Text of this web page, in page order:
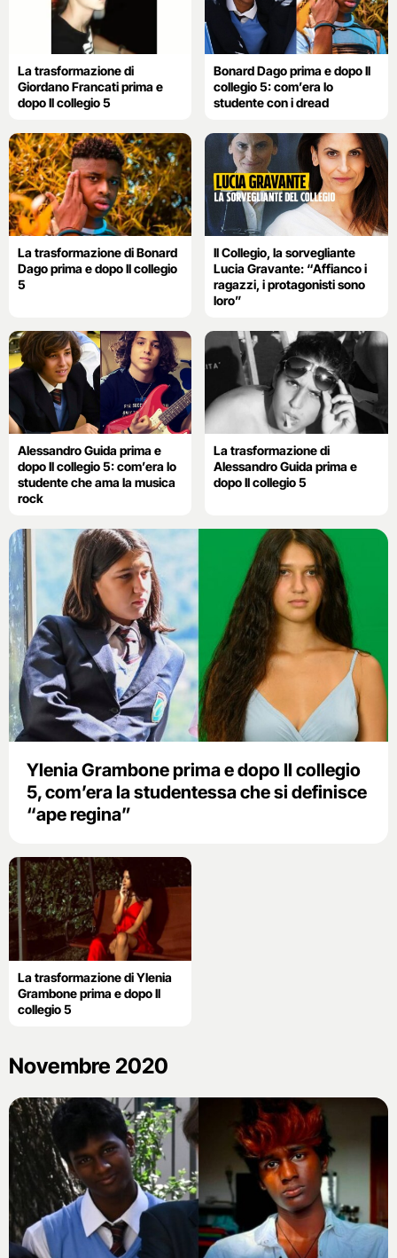
La trasformazione di
Giordano Francati prima e
dopo Il collegio 5
Bonard Dago prima e dopo Il
collegio 5: com’era lo
studente con i dread
La trasformazione di Bonard
Dago prima e dopo Il collegio
5
Il Collegio, la sorvegliante
Lucia Gravante: “Affianco i
ragazzi, i protagonisti sono
loro”
Alessandro Guida prima e
dopo Il collegio 5: com’era lo
studente che ama la musica
rock
La trasformazione di
Alessandro Guida prima e
dopo Il collegio 5
Ylenia Grambone prima e dopo Il collegio
5, com’era la studentessa che si definisce
“ape regina”
La trasformazione di Ylenia
Grambone prima e dopo Il
collegio 5
Novembre 2020